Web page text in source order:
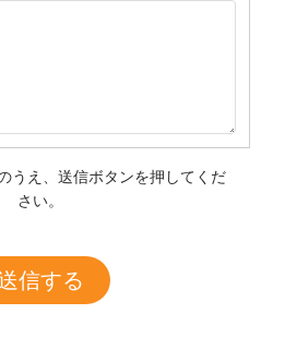
うえ、送信ボタンを押してくだ
さい。
信する